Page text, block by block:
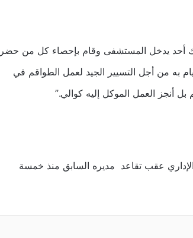
أحد يدخل المستشفى وقام بإحصاء كل من حضر
به من أجل التسيير الجيد لعمل الطواقم في
بل أنجز العمل الموكل إليه كوالي.”
عقب تقاعد مديره السابق منذ خمسة